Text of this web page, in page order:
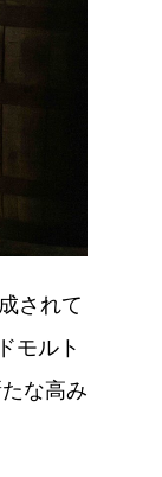
されて
モルト
な高み